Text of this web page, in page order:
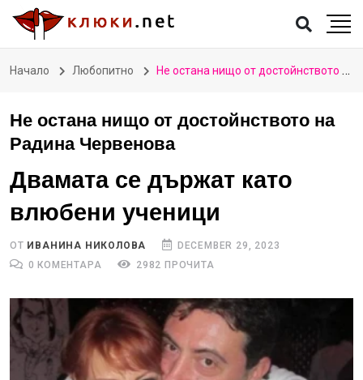
Начало Любопитно Не остана нищо от достойнството на Радина Червенова
Не остана нищо от достойнството на
Радина Червенова
Двамата се държат като
влюбени ученици
ОТ ИВАНИНА НИКОЛОВА
DECEMBER 29, 2023
0 КОМЕНТАРА
2982 ПРОЧИТА